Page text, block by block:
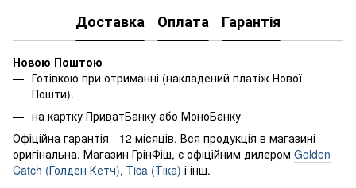
Доставка Оплата Гарантія
Новою Поштою
Готівкою при отриманні (накладений платіж Нової
Пошти).
на картку ПриватБанку або МоноБанку
Офіційна гарантія - 12 місяців. Вся продукція в магазині
оригінальна. Магазин ГрінФіш, є офіційним дилером Golden
Catch (Голден Кетч), Tica (Тіка) і інш.